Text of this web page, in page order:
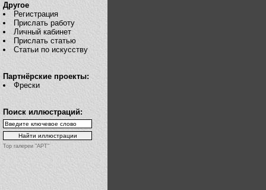
Другое
Регистрация
Прислать работу
Личный кабинет
Прислать статью
Статьи по искусству
Партнёрские проекты:
Фрески
Поиск иллюстраций:
Top галереи "АРТ"